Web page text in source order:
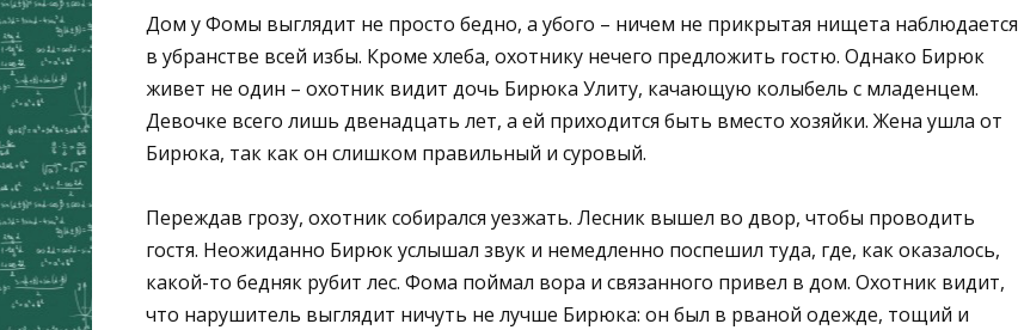
Дом у Фомы выглядит не просто бедно, а убого – ничем не прикрытая нищета наблюдается
в убранстве всей избы. Кроме хлеба, охотнику нечего предложить гостю. Однако Бирюк
живет не один – охотник видит дочь Бирюка Улиту, качающую колыбель с младенцем.
Девочке всего лишь двенадцать лет, а ей приходится быть вместо хозяйки. Жена ушла от
Бирюка, так как он слишком правильный и суровый.
Переждав грозу, охотник собирался уезжать. Лесник вышел во двор, чтобы проводить
гостя. Неожиданно Бирюк услышал звук и немедленно поспешил туда, где, как оказалось,
какой-то бедняк рубит лес. Фома поймал вора и связанного привел в дом. Охотник видит,
что нарушитель выглядит ничуть не лучше Бирюка: он был в рваной одежде, тощий и